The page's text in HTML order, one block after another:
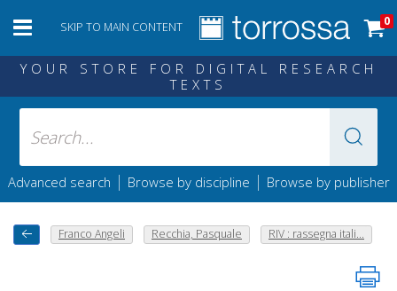
SKIP TO MAIN CONTENT 0
YOUR STORE FOR DIGITAL RESEARCH
TEXTS
Advanced search | Browse by discipline | Browse by publisher
Franco Angeli Recchia, Pasquale RIV : rassegna itali...